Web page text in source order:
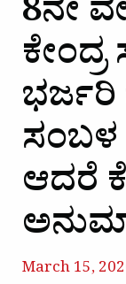
8ನೇ
ಸಂಬಳ
ಆದರೆ
March 15,